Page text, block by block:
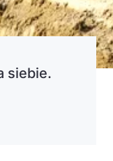
siebie.